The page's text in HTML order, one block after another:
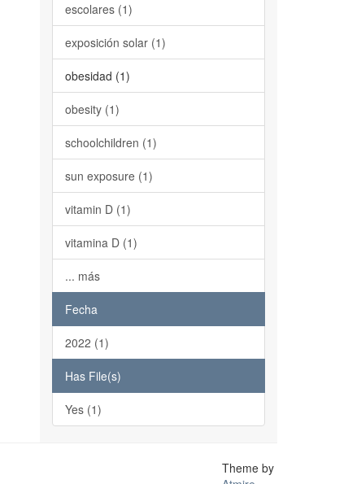
escolares (1)
exposición solar (1)
obesidad (1)
obesity (1)
schoolchildren (1)
sun exposure (1)
vitamin D (1)
vitamina D (1)
... más
Fecha
2022 (1)
Has File(s)
Yes (1)
Theme by